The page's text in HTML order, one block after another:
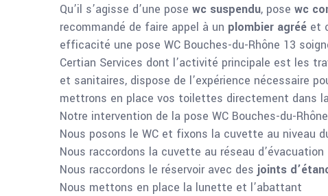
Qu’il s’agisse d’une pose wc suspendu, pose wc
recommandé de faire appel à un plombier agréé et
efficacité une pose WC Bouches-du-Rhône 13
Certian Services dont l’activité principale est les
et sanitaires, dispose de l’expérience nécessaire
mettrons en place vos toilettes directement dans
Notre intervention de la pose WC Bouches-du-
Nous posons le WC et fixons la cuvette au niveau
Nous raccordons la cuvette au réseau d’évacuation
Nous raccordons le réservoir avec des joints
Nous mettons en place la lunette et l’abattant